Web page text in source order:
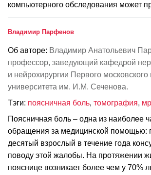
компьютерного обследования может
Владимир Парфенов
Об авторе: Владимир Анатольевич
профессор, заведующий кафедрой
и нейрохирургии Первого московского
университета им. И.М. Сеченова.
Тэги: поясничная боль, томография,
Поясничная боль – одна из наиболее
обращения за медицинской помощью:
десятый взрослый в течение года
поводу этой жалобы. На протяжении
пояснице возникает более чем у 70%